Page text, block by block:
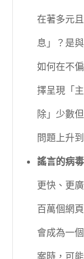
在著多元
息」？是
如何在不
擇呈現「
除」少數
問題上升
謠言的病
更快、更
百萬個網
會成為一